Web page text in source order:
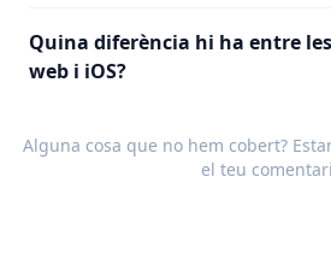
Quina diferència hi ha entre
web i iOS?
Alguna cosa que no hem cobert?
el teu comentari